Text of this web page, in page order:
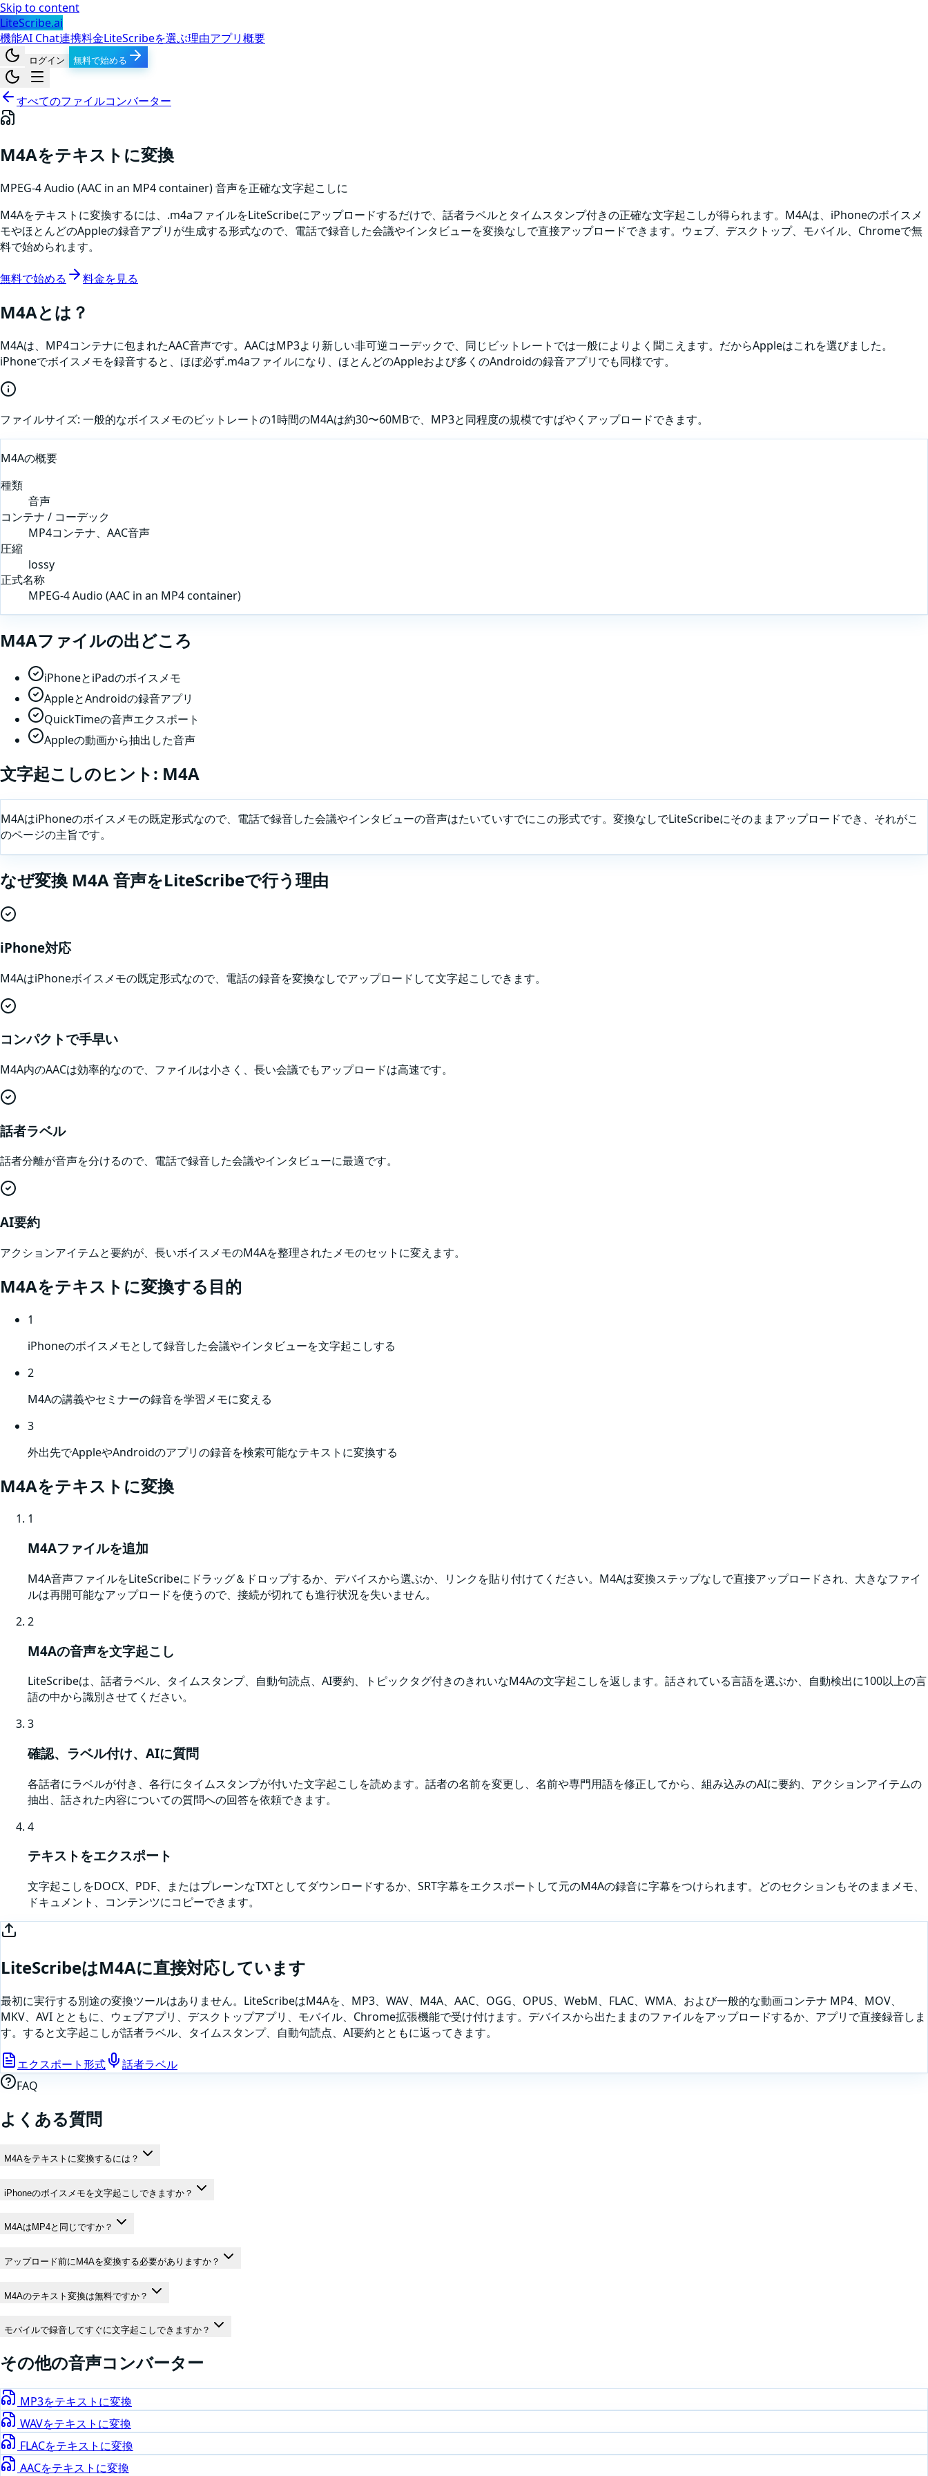
Skip to content
LiteScribe.ai
機能AI Chat連携料金LiteScribeを選ぶ理由アプリ概要
ログイン 無料で始める
すべてのファイルコンバーター
M4Aをテキストに変換
MPEG-4 Audio (AAC in an MP4 container)音声を正確な文字起こしに
M4Aをテキストに変換するには、.m4aファイルをLiteScribeにアップロードするだけで、話者ラベルとタイムスタンプ付きの正確な文字起こしが得られます。M4Aは、iPhoneのボイスメ
モやほとんどのAppleの録音アプリが生成する形式なので、電話で録音した会議やインタビューを変換なしで直接アップロードできます。ウェブ、デスクトップ、モバイル、Chromeで無
料で始められます。
無料で始める 料金を見る
M4Aとは？
M4Aは、MP4コンテナに包まれたAAC音声です。AACはMP3より新しい非可逆コーデックで、同じビットレートでは一般によりよく聞こえます。だからAppleはこれを選びました。
iPhoneでボイスメモを録音すると、ほぼ必ず.m4aファイルになり、ほとんどのAppleおよび多くのAndroidの録音アプリでも同様です。
ファイルサイズ: 一般的なボイスメモのビットレートの1時間のM4Aは約30〜60MBで、MP3と同程度の規模ですばやくアップロードできます。
M4Aの概要
種類
音声
コンテナ / コーデック
MP4コンテナ、AAC音声
圧縮
lossy
正式名称
MPEG-4 Audio (AAC in an MP4 container)
M4Aファイルの出どころ
iPhoneとiPadのボイスメモ
AppleとAndroidの録音アプリ
QuickTimeの音声エクスポート
Appleの動画から抽出した音声
文字起こしのヒント: M4A
M4AはiPhoneのボイスメモの既定形式なので、電話で録音した会議やインタビューの音声はたいていすでにこの形式です。変換なしでLiteScribeにそのままアップロードでき、それがこ
のページの主旨です。
なぜ変換 M4A音声をLiteScribeで行う理由
iPhone対応
M4AはiPhoneボイスメモの既定形式なので、電話の録音を変換なしでアップロードして文字起こしできます。
コンパクトで手早い
M4A内のAACは効率的なので、ファイルは小さく、長い会議でもアップロードは高速です。
話者ラベル
話者分離が音声を分けるので、電話で録音した会議やインタビューに最適です。
AI要約
アクションアイテムと要約が、長いボイスメモのM4Aを整理されたメモのセットに変えます。
M4Aをテキストに変換する目的
1
iPhoneのボイスメモとして録音した会議やインタビューを文字起こしする
2
M4Aの講義やセミナーの録音を学習メモに変える
3
外出先でAppleやAndroidのアプリの録音を検索可能なテキストに変換する
M4Aをテキストに変換
1
M4Aファイルを追加
M4A音声ファイルをLiteScribeにドラッグ＆ドロップするか、デバイスから選ぶか、リンクを貼り付けてください。M4Aは変換ステップなしで直接アップロードされ、大きなファイ
ルは再開可能なアップロードを使うので、接続が切れても進行状況を失いません。
2
M4Aの音声を文字起こし
LiteScribeは、話者ラベル、タイムスタンプ、自動句読点、AI要約、トピックタグ付きのきれいなM4Aの文字起こしを返します。話されている言語を選ぶか、自動検出に100以上の言
語の中から識別させてください。
3
確認、ラベル付け、AIに質問
各話者にラベルが付き、各行にタイムスタンプが付いた文字起こしを読めます。話者の名前を変更し、名前や専門用語を修正してから、組み込みのAIに要約、アクションアイテムの
抽出、話された内容についての質問への回答を依頼できます。
4
テキストをエクスポート
文字起こしをDOCX、PDF、またはプレーンなTXTとしてダウンロードするか、SRT字幕をエクスポートして元のM4Aの録音に字幕をつけられます。どのセクションもそのままメモ、
ドキュメント、コンテンツにコピーできます。
LiteScribeはM4Aに直接対応しています
最初に実行する別途の変換ツールはありません。LiteScribeはM4Aを、MP3、WAV、M4A、AAC、OGG、OPUS、WebM、FLAC、WMA、および一般的な動画コンテナ MP4、MOV、
MKV、AVI とともに、ウェブアプリ、デスクトップアプリ、モバイル、Chrome拡張機能で受け付けます。デバイスから出たままのファイルをアップロードするか、 アプリで直接録音しま
す。すると文字起こしが話者ラベル、タイムスタンプ、自動句読点、AI要約とともに返ってきます。
エクスポート形式
話者ラベル
FAQ
よくある質問
M4Aをテキストに変換するには？
iPhoneのボイスメモを文字起こしできますか？
M4AはMP4と同じですか？
アップロード前にM4Aを変換する必要がありますか？
M4Aのテキスト変換は無料ですか？
モバイルで録音してすぐに文字起こしできますか？
その他の音声コンバーター
MP3をテキストに変換
WAVをテキストに変換
FLACをテキストに変換
AACをテキストに変換